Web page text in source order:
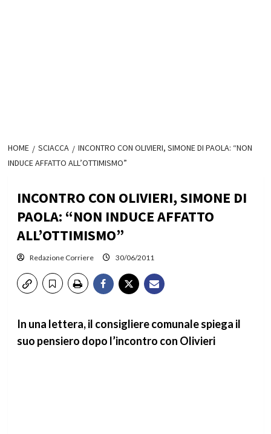
HOME SCIACCA
INCONTRO CON OLIVIERI, SIMONE DI PAOLA: “NON
INDUCE AFFATTO ALL’OTTIMISMO”
INCONTRO CON OLIVIERI, SIMONE DI
PAOLA: “NON INDUCE AFFATTO
ALL’OTTIMISMO”
Redazione Corriere 30/06/2011
In una lettera, il consigliere comunale spiega il
suo pensiero dopo l’incontro con Olivieri